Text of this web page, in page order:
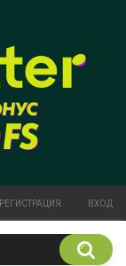
РЕГИСТРАЦИЯ ВХОД